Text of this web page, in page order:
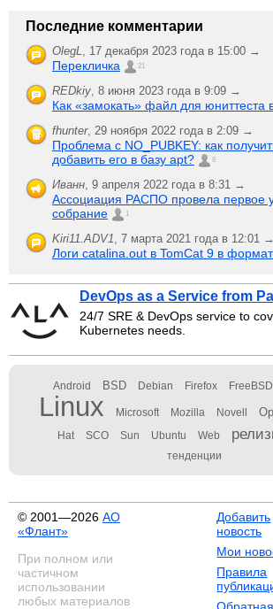
Последние комментарии
OlegL 17 декабря 2023 года в 15:00 →
Перекличка 21
REDkiy 8 июня 2023 года в 9:09 →
Как «замокать» файл для юниттеста
fhunter, 29 ноября 2022 года в 2:09 →
Проблема с NO_PUBKEY: как
добавить его в базу apt?
6
Иванн 9 апреля 2022 года в 8:31 →
Ассоциация РАСПО провела первое
собрание
1
Kiri11.ADV1 7 марта 2021 года в 12:01 →
Логи catalina.out в TomCat 9 в
DevOps as a Service from
24/7 SRE & DevOps service to
Kubernetes needs.
Android BSD Debian Firefox FreeBSD
Linux Microsoft Mozilla Novell
Hat SCO Sun Ubuntu Web
тенденции
© 2001—2026 АО
«Флант»
При полном или
частичном
использовании
любых материалов
Добавить
новость
Мои
Правила
Обратная